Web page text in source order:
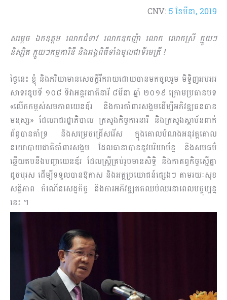
CNV:5 ខែ​មីនា, 2019
សម្តេច ឯកឧត្តម លោកជំទាវ លោកឧកញ៉ា លោក លោកស្រី ក្មួយៗ
និស្សិត ក្មួយៗកម្មការិនី និងអង្គពិធីទាំងមូលជាទីមេត្រី !
ថ្ងៃនេះ ខ្ញុំ និងភរិយាមានសេចក្តីរីករាយដោយបានមកចូលរួម មិទ្ទិញអបអរ
សាទរខួបទី ១០៨ ទិវាអន្តរជាតិនារី ៨មីនា ឆ្នាំ ២០១៩ ក្រោមប្រធានបទ
«លើកកម្ពស់សមភាពយេនឌ័រ និងការគាំពារសង្គមដើម្បីអភិវឌ្ឍធនធាន
មនុស្ស» ដែលរាជរដ្ឋាភិបាល ក្រសួងកិច្ចការនារី និងក្រសួងស្ថាប័នពាក់
ព័ន្ធបានគាំទ្រ និងសម្រេចជ្រើសរើស ក្នុងគោលបំណងអនុវត្តគោល
នយោបាយជាតិគាំពារសង្គម ដែលធានាបាននូវបរិយាប័ន្ន និងសមធម៌
ឆ្លើយតបនឹងបញ្ហាយេនឌ័រ ដែលស្ត្រីគ្រប់រូបមានសិទ្ធិ និងកាតព្វកិច្ចស្មើគ្នា
ដូចបុរស ដើម្បីទទួលបាន​​ឱកាស និងអត្ថប្រយោជន៍ផ្សេងៗ តាមរយៈសុខ
សន្តិភាព កំណើនសេដ្ឋកិច្ច និងការអភិវឌ្ឍឥតឈប់ឈរនាពេលបច្ចុប្បន្ន
នេះ ។